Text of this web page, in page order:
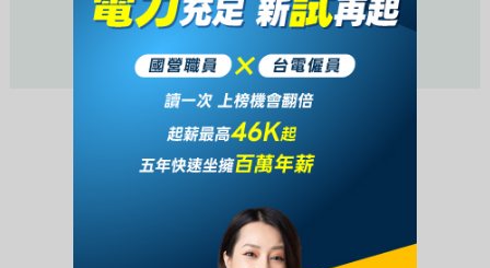
活動未開始或已結束